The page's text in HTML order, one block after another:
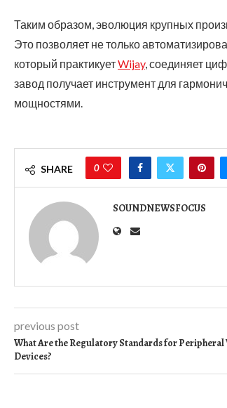
Таким образом, эволюция крупных
Это позволяет не только
который практикуетWijay, соединяет
завод получает инструмент для
мощностями.
SHARE 0
SOUNDNEWSFOCUS
previous post
What Are the Regulatory Standards for Peripheral
Devices?